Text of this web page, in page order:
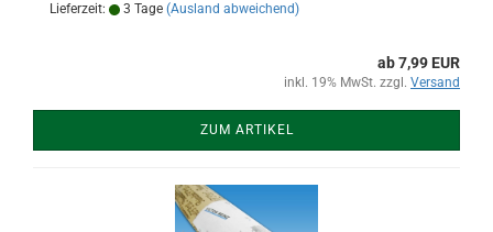
Lieferzeit:
3 Tage (Ausland abweichend)
ab 7,99 EUR
inkl. 19% MwSt. zzgl. Versand
ZUM ARTIKEL